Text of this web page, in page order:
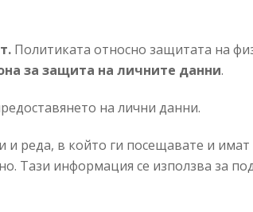
Политиката относно защитата на
за защита на личните данни.
на лични данни.
реда, в който ги посещавате и имат
Тази информация се използва за